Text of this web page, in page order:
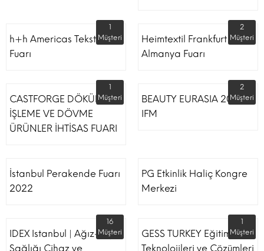
h+h Americas Tekstil
Fuarı
1
Müşteri
Heimtextil Frankfurt
Almanya Fuarı
2
Müşteri
CASTFORGE DÖKÜM,
İŞLEME VE DÖVME
ÜRÜNLER İHTİSAS FUARI
1
Müşteri
BEAUTY EURASIA 2022
IFM
2
Müşteri
İstanbul Perakende Fuarı
2022
PG Etkinlik Haliç Kongre
Merkezi
IDEX Istanbul | Ağız-Diş
Sağlığı Cihaz ve
16
Müşteri
GESS TURKEY Eğitim
Teknolojileri ve Çözümleri
1
Müşteri